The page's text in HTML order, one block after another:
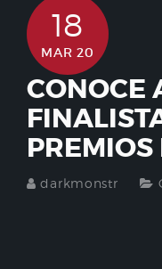
18
MAR 20
CONOCE
darkmonstr